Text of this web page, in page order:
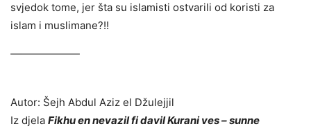
svjedok tome, jer šta su islamisti ostvarili od koristi za
islam i muslimane?!!
Autor: Šejh Abdul Aziz el Džulejjil
Iz djela Fikhu en nevazil fi davil Kurani ves – sunne